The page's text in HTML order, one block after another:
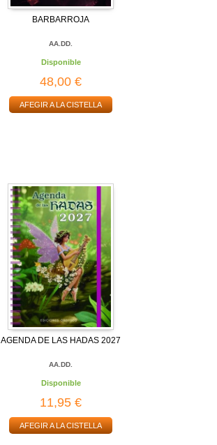
BARBARROJA
AA.DD.
Disponible
48,00 €
AFEGIR A LA CISTELLA
AGENDA DE LAS HADAS 2027
AA.DD.
Disponible
11,95 €
AFEGIR A LA CISTELLA